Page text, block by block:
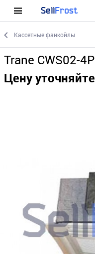
SellFrost
Кассетные фанкойлы
Trane CWS02-4P
Цену уточняйте